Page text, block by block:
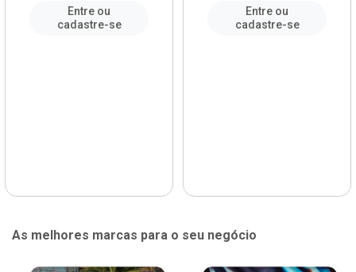
Entre ou
cadastre-se
Entre ou
cadastre-se
As melhores marcas para o seu negócio